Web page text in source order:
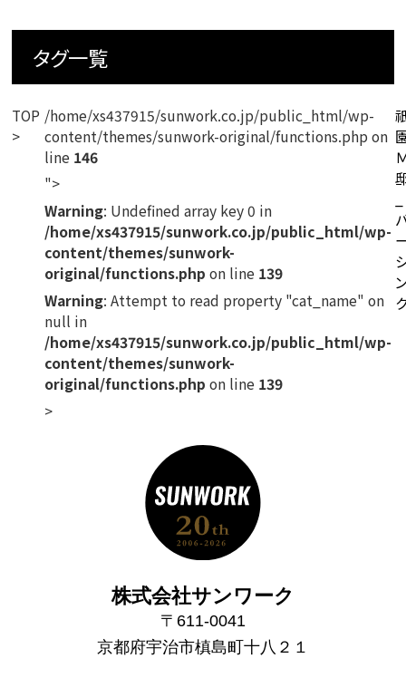
タグ一覧
TOP /home/xs437915/sunwork.co.jp/public_html/wp-
content/themes/sunwork-original/functions.php on
line 146
">
Warning: Undefined array key 0 in
/home/xs437915/sunwork.co.jp/public_html/wp-
content/themes/sunwork-
original/functions.php on line 139
Warning: Attempt to read property "cat_name" on
null in
/home/xs437915/sunwork.co.jp/public_html/wp-
content/themes/sunwork-
original/functions.php on line 139
株式会社サンワーク
〒611-0041
京都府宇治市槙島町十八２１